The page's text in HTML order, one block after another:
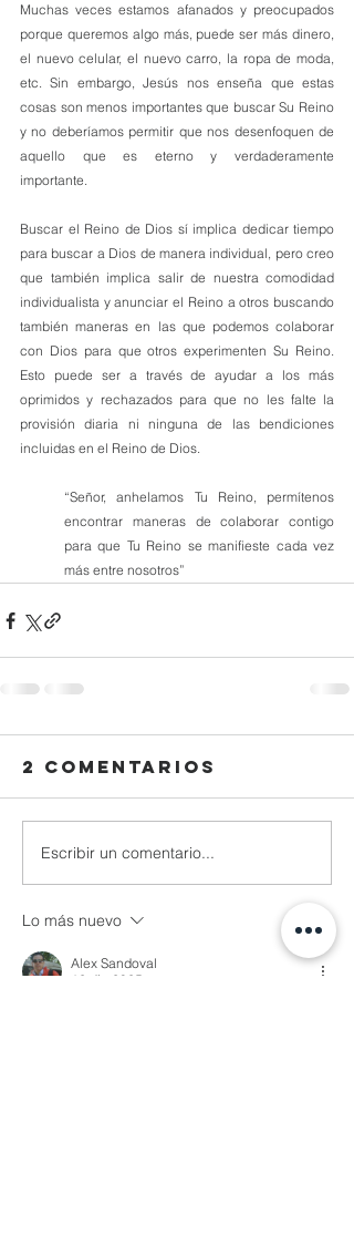
Muchas veces estamos afanados y preocupados
porque queremos algo más, puede ser más dinero,
el nuevo celular, el nuevo carro, la ropa de moda,
etc. Sin embargo, Jesús nos enseña que estas
cosas son menos importantes que buscar Su Reino
y no deberíamos permitir que nos desenfoquen de
aquello que es eterno y verdaderamente
importante.
Buscar el Reino de Dios sí implica dedicar tiempo
para buscar a Dios de manera individual, pero creo
que también implica salir de nuestra comodidad
individualista y anunciar el Reino a otros buscando
también maneras en las que podemos colaborar
con Dios para que otros experimenten Su Reino.
Esto puede ser a través de ayudar a los más
oprimidos y rechazados para que no les falte la
provisión diaria ni ninguna de las bendiciones
incluidas en el Reino de Dios.
“Señor, anhelamos Tu Reino, permítenos
encontrar maneras de colaborar contigo
para que Tu Reino se manifieste cada vez
más entre nosotros”
2 comentarios
Escribir un comentario...
Lo más nuevo
Alex Sandoval
12 dic 2025